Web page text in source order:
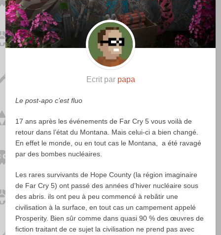
Ecrit par papa
Le post-apo c’est fluo
17 ans après les événements de Far Cry 5 vous voilà de
retour dans l’état du Montana. Mais celui-ci a bien changé.
En effet le monde, ou en tout cas le Montana, a été ravagé
par des bombes nucléaires.
Les rares survivants de Hope County (la région imaginaire
de Far Cry 5) ont passé des années d’hiver nucléaire sous
des abris. ils ont peu à peu commencé à rebâtir une
civilisation à la surface, en tout cas un campement appelé
Prosperity. Bien sûr comme dans quasi 90 % des œuvres de
fiction traitant de ce sujet la civilisation ne prend pas avec